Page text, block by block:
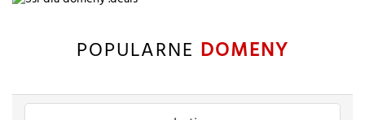
POPULARNE DOMENY